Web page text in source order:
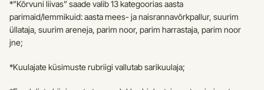
*”Kõrvuni liivas” saade valib 13 kategoorias aasta
parimaid/lemmikuid: aasta mees- ja naisrannavõrkpallur, suurim
üllataja, suurim areneja, parim noor, parim harrastaja, parim noor
jne;
*Kuulajate küsimuste rubriigi vallutab sarikuulaja;